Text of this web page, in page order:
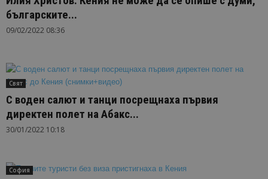
българските...
09/02/2022 08:36
Свят
С воден салют и танци посрещнаха първия
директен полет на Абакс...
30/01/2022 10:18
София